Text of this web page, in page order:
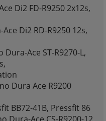
Di2 FD-R9250 2x12s,
Di2 RD-R9250 12s,
Dura-Ace ST-R9270-L,
Dura Ace R9200
BB72-41B, Pressfit 86